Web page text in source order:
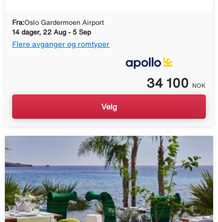
Fra:Oslo Gardermoen Airport
14 dager, 22 Aug - 5 Sep
Flere avganger og romtyper
34 100 NOK
Velg